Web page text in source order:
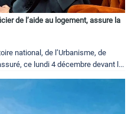
de l’aide au logement, assure la
national, de l’Urbanisme, de
ce lundi 4 décembre devant l...